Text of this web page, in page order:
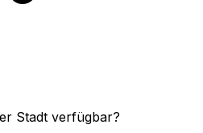
Stadt verfügbar?